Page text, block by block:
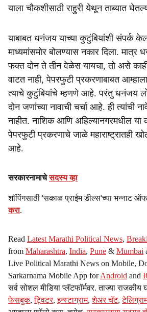
याला चौकशीसाठी राहुरी येथून ताब्यात
याबाबत धनंजय याच्या कुटुंबियांशी संपर्क
माध्यमांसमोर बोलण्यास नकार दिला. मात्र
फक्त दोन ते तीन वेळेस यायचा, तो असे
वाटत नाही, पेपरफुटी प्रकरणाबाबत
त्याचे कुटुंबियांचे म्हणणे आहे. परंतु धनंजय
दोन जणांच्या नावाची चर्चा आहे. ही
नाहीत. नाशिक आणि अहिल्यानगरमधील या
पेपरफुटी प्रकरणाचे जाळे महाराष्ट्रातही
आहे.
सरकारनामाचेसदस्य व्हा
शॉपिंगसाठी 'सकाळ प्राईम डील्स'च्या भन्नाट
करा.
Read Latest Marathi Political News,
from Maharashtra, India, Pune & Mumbai
Live Political Marathi News on Mobile,
Sarkarnama Mobile App forAndroid and
सर्व सोशल मीडिया प्लॅटफॉर्मवर. ताज्या राजकीय
फेसबुक,ट्विटर,इन्स्टाग्राम,शेअर चॅट,